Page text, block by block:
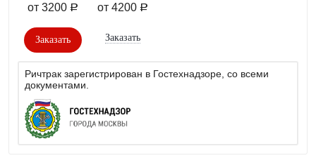
от 3200 a
Заказать
от 4200 a
Заказать
Ричтрак зарегистрирован в Гостехнадзоре, со всеми
документами.